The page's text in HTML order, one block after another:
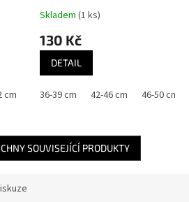
cm 42-46 cm 46-50 cm 50-56 cm
Skladem (1 ks)
130 Kč
DETAIL
36-39 cm 42-46 cm 46-50 cm
SOUVISEJÍCÍ PRODUKTY